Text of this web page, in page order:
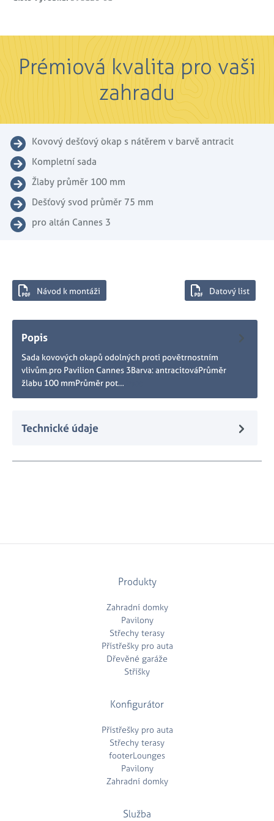
Prémiová kvalita pro vaši
zahradu
Kovový dešťový okap s nátěrem v barvě antracit
Kompletní sada
Žlaby průměr 100 mm
Dešťový svod průměr 75 mm
pro altán Cannes 3
Popis
Sada kovových okapů odolných proti povětrnostním
vlivům.pro Pavilion Cannes 3Barva: antracitováPrůměr
žlabu 100 mmPrůměr pot…
Technické údaje
Návod k montáži Datový list
Produkty
Zahradní domky
Pavilony
Střechy terasy
Přístřešky pro auta
Dřevěné garáže
Stříšky
Konfigurátor
Přístřešky pro auta
Střechy terasy
footerLounges
Pavilony
Zahradní domky
Služba